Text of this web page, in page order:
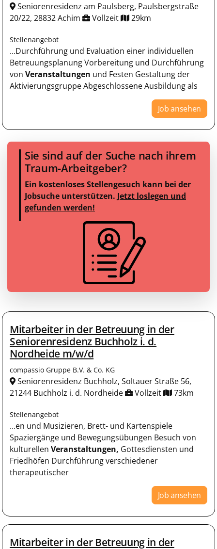
Seniorenresidenz am Paulsberg, Paulsbergstraße
20/22, 28832 Achim
Vollzeit 29km
Stellenangebot
...Durchführung und Evaluation einer individuellen
Betreuungsplanung Vorbereitung und Durchführung
von Veranstaltungen und Festen Gestaltung der
Aktivierungsgruppe Abgeschlossene Ausbildung als
Job ansehen
Sie sind auf der Suche nach ihrem
Traum-Arbeitgeber?
Ein kostenloses Stellengesuch kann bei der
Jobsuche unterstützen. Jetzt loslegen und
gefunden werden!
Mitarbeiter in der Betreuung in der
Seniorenresidenz Buchholz i. d.
Nordheide m/w/d
compassio Gruppe B.V. & Co. KG
Seniorenresidenz Buchholz, Soltauer Straße 56,
21244 Buchholz i. d. Nordheide
Vollzeit 73km
Stellenangebot
...en und Musizieren, Brett- und Kartenspiele
Spaziergänge und Bewegungsübungen Besuch von
kulturellen Veranstaltungen, Gottesdiensten und
Friedhöfen Durchführung verschiedener
therapeutischer
Job ansehen
Mitarbeiter in der Betreuung in der